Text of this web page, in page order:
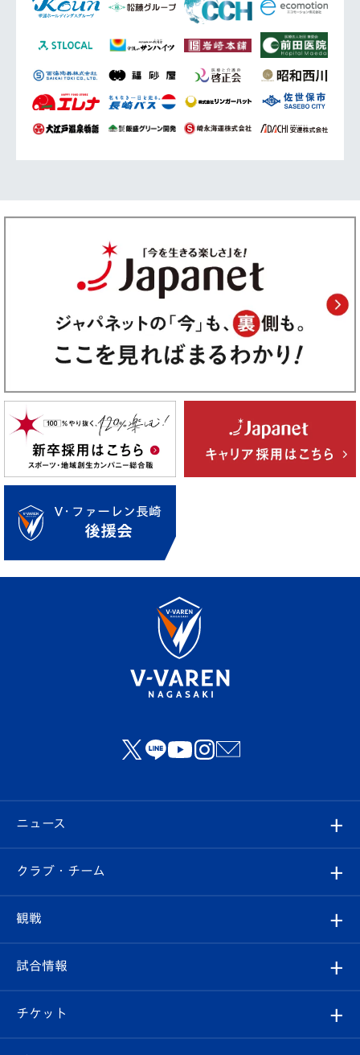
ニュース
すべて
クラブ
試合情報
クラブ・チーム
クラブ概要
エンブレム紹介
観戦
観戦ルール
はじめての観戦ガイド
試合情報
試合日程/結果
チケット